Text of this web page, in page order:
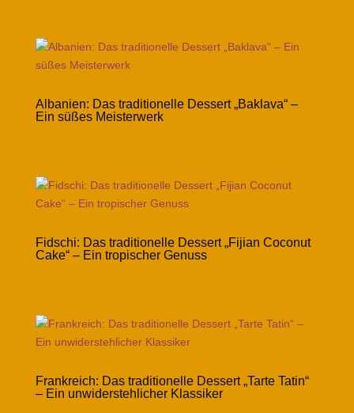
Albanien: Das traditionelle Dessert „Baklava“ –
Ein süßes Meisterwerk
Fidschi: Das traditionelle Dessert „Fijian Coconut
Cake“ – Ein tropischer Genuss
Frankreich: Das traditionelle Dessert „Tarte Tatin“
– Ein unwiderstehlicher Klassiker